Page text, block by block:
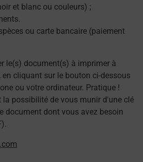
et blanc ou couleurs) ;
ou carte bancaire (paiement
le(s) document(s) à imprimer à
en cliquant sur le bouton ci-dessous
ou votre ordinateur. Pratique !
la possibilité de vous munir d'une clé
document dont vous avez besoin